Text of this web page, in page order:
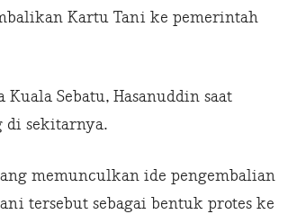
Kartu Tani ke pemerintah
Sebatu, Hasanuddin saat
di sekitarnya.
memunculkan ide pengembalian
tersebut sebagai bentuk protes ke